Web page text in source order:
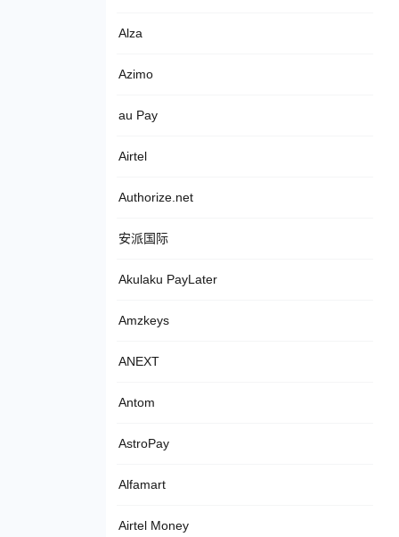
Alza
Azimo
au Pay
Airtel
Authorize.net
安派国际
Akulaku PayLater
Amzkeys
ANEXT
Antom
AstroPay
Alfamart
Airtel Money